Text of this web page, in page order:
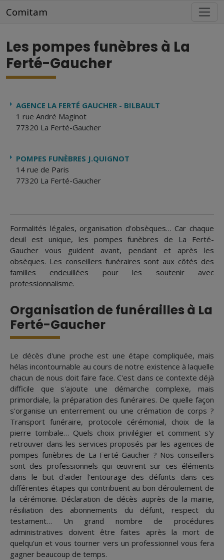
Comitam
Les pompes funèbres à La
Ferté-Gaucher
Formalités légales, organisation d'obsèques… Car chaque
deuil est unique, les pompes funèbres de La Ferté-
Gaucher vous guident avant, pendant et après les
obsèques. Les conseillers funéraires sont aux côtés des
familles endeuillées pour les soutenir avec
professionnalisme.
Organisation de funérailles à La
Ferté-Gaucher
Le décès d'une proche est une étape compliquée, mais
hélas incontournable au cours de notre existence à laquelle
chacun de nous doit faire face. C'est dans ce contexte déjà
difficile que s'ajoute une démarche complexe, mais
primordiale, la préparation des funéraires. De quelle façon
s'organise un enterrement ou une crémation de corps ?
Transport funéraire, protocole cérémonial, choix de la
pierre tombale… Quels choix privilégier et comment s'y
retrouver dans les services proposés par les agences de
pompes funèbres de La Ferté-Gaucher ? Nos conseillers
sont des professionnels qui œuvrent sur ces éléments
dans le but d'aider l'entourage des défunts dans ces
différentes étapes qui contribuent au bon déroulement de
la cérémonie. Déclaration de décès auprès de la mairie,
résiliation des abonnements du défunt, respect du
testament… Un grand nombre de procédures
administratives doivent être faites après la mort de
quelqu'un et vous tourner vers un professionnel vous fera
gagner beaucoup de temps.
AGENCE LA FERTÉ GAUCHER - BILBAULT
1 rue André Maginot
77320 La Ferté-Gaucher
POMPES FUNÈBRES J.QUIGNOT
14 rue de Paris
77320 La Ferté-Gaucher